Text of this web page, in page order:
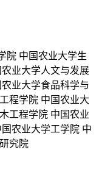
院 中国农业大学生
业大学人文与发展
业大学食品科学与
程学院 中国农业大
工程学院 中国农业
农业大学工学院 中
究院